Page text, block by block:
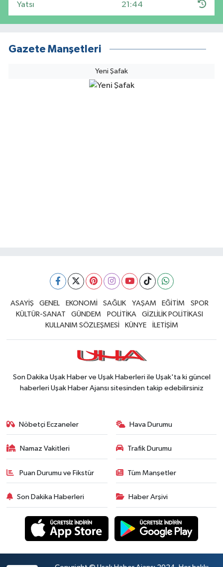
Yatsı 21:44
Gazete Manşetleri
Yeni Şafak
ASAYİŞ GENEL EKONOMİ SAĞLIK YAŞAM EĞİTİM
SPOR
KÜLTÜR-SANAT
GÜNDEM POLİTİKA
GİZLİLİK POLİTİKASI
KULLANIM SÖZLEŞMESİ
KÜNYE İLETİŞİM
Son Dakika Uşak Haber ve Uşak Haberleri ile Uşak'ta ki güncel
haberleri Uşak Haber Ajansı sitesinden takip edebilirsiniz
Nöbetçi Eczaneler Hava Durumu
Namaz Vakitleri Trafik Durumu
Puan Durumu ve Fikstür Tüm Manşetler
Son Dakika Haberleri Haber Arşivi